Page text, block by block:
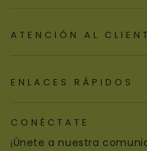
ATENCIÓN AL
ENLACES RÁPIDOS
CONÉCTATE
¡Únete a nuestra